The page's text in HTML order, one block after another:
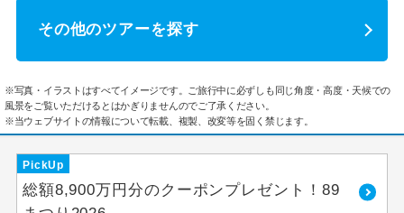
その他のツアーを探す
※写真・イラストはすべてイメージです。ご旅行中に必ずしも同じ角度・高度・天候での
風景をご覧いただけるとはかぎりませんのでご了承ください。
※当ウェブサイトの情報について転載、複製、改変等を固く禁じます。
PickUp
総額8,900万円分のクーポンプレゼント！89